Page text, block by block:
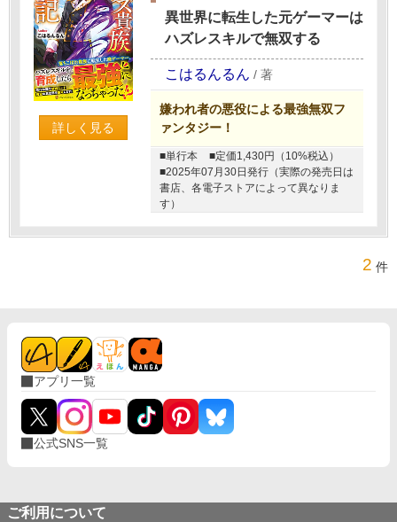
詳しく見る
異世界に転生した元ゲーマーは
ハズレスキルで無双する
こはるんるん / 著
嫌われ者の悪役による最強無双フ
ァンタジー！
■単行本
■定価1,430円（10%税込）
■2025年07月30日発行（実際の発売日は
書店、各電子ストアによって異なりま
す）
2 件
アプリ一覧
公式SNS一覧
ご利用について